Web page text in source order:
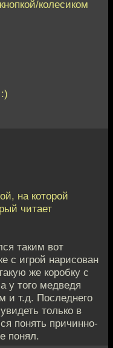
колесиком
на которой
читает
таким вот
с игрой нарисован
же коробку с
у того медведя
и т.д. Последнего
только в
понять причинно-
понял.